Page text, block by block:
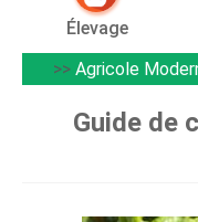
Élevage
>> Agricole
Guide de